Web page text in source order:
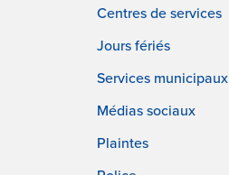
Centres de services
Jours fériés
Services municipaux
Médias sociaux
Plaintes